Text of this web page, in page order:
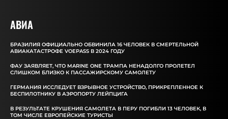
АВИА
БРАЗИЛИЯ ОФИЦИАЛЬНО ОБВИНИЛА 16 ЧЕЛОВЕК В СМЕРТЕЛЬНОЙ
АВИАКАТАСТРОФЕ VOEPASS В 2024 ГОДУ
ФАУ ЗАЯВЛЯЕТ, ЧТО MARINE ONE ТРАМПА НЕНАДОЛГО ПРОЛЕТЕЛ
СЛИШКОМ БЛИЗКО К ПАССАЖИРСКОМУ САМОЛЕТУ
ГЕРМАНИЯ ИССЛЕДУЕТ ВЗРЫВНОЕ УСТРОЙСТВО, ПРИКРЕПЛЕННОЕ К
БЕСПИЛОТНИКУ В АЭРОПОРТУ ЛЕЙПЦИГА
В РЕЗУЛЬТАТЕ КРУШЕНИЯ САМОЛЕТА В ПЕРУ ПОГИБЛИ 13 ЧЕЛОВЕК, В
ТОМ ЧИСЛЕ ЕВРОПЕЙСКИЕ ТУРИСТЫ